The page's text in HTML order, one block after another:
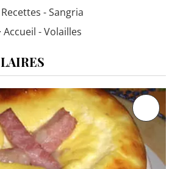
- Sangria
Accueil - Volailles